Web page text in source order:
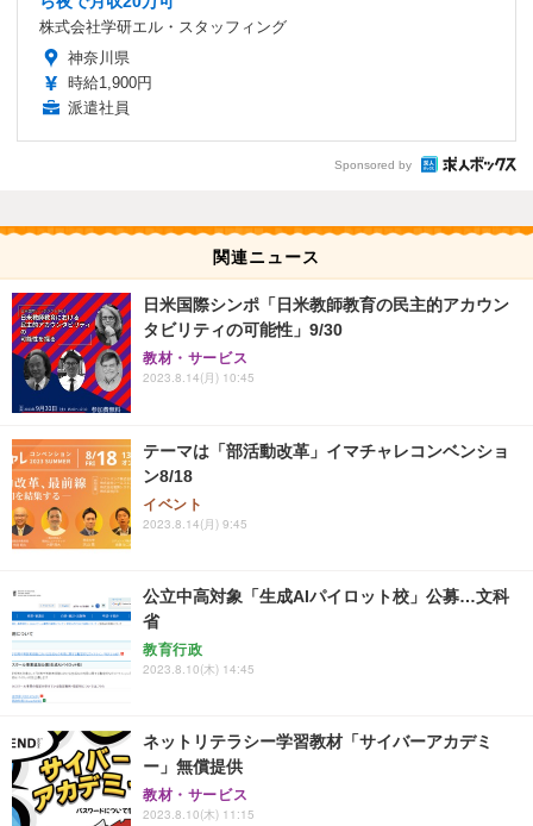
株式会社学研エル・スタッフィング
神奈川県
時給1,900円
派遣社員
Sponsored by
関連ニュース
日米国際シンポ「日米教師教育の民主的アカウン
タビリティの可能性」9/30
教材・サービス
2023.8.14(月) 10:45
テーマは「部活動改⾰」イマチャレコンベンショ
ン8/18
イベント
2023.8.14(月) 9:45
公立中高対象「生成AIパイロット校」公募…文科
省
教育行政
2023.8.10(木) 14:45
ネットリテラシー学習教材「サイバーアカデミ
ー」無償提供
教材・サービス
2023.8.10(木) 11:15